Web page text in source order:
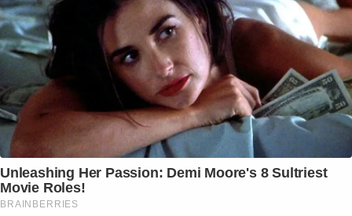
Unleashing Her Passion: Demi Moore's 8 Sultriest
Movie Roles!
BRAINBERRIES